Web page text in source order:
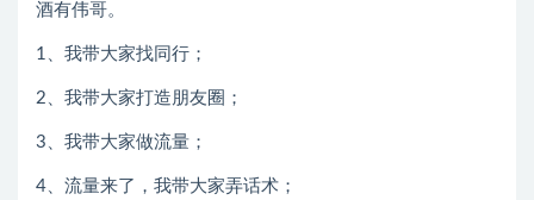
酒有伟哥。
1、我带大家找同行；
2、我带大家打造朋友圈；
3、我带大家做流量；
4、流量来了，我带大家弄话术；